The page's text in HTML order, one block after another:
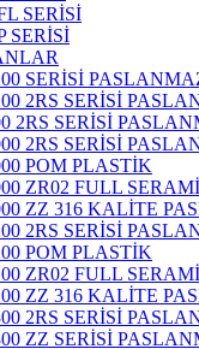
SERİSİ
SERİSİ
SERİSİ
2RS SERİSİ
2RS SERİSİ
2RS SERİSİ
POM PLASTİK
ZR02 FULL
ZZ 316 KALİTE
2RS SERİSİ
POM PLASTİK
ZR02 FULL
ZZ 316 KALİTE
2RS SERİSİ
ZZ SERİSİ